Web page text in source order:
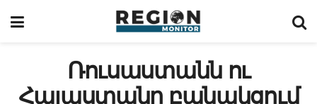
Ռուսաստանն ու
Հայաստանը բանակցում